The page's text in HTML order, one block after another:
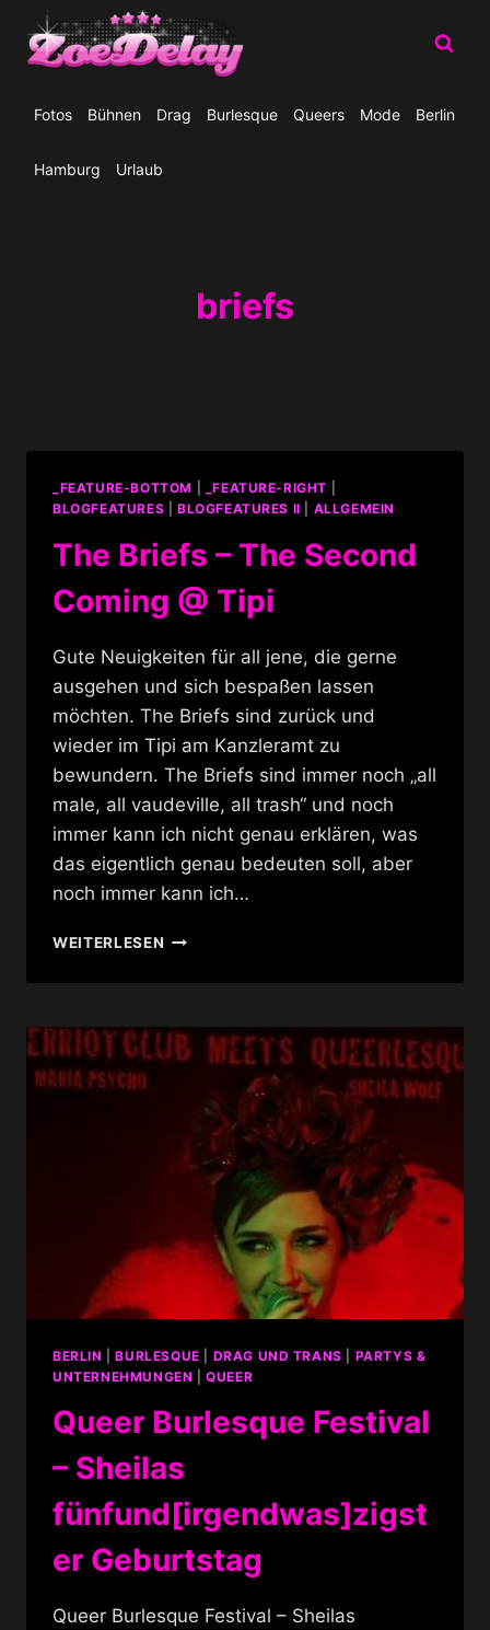
Inhalt
springen
Fotos Bühnen Drag Burlesque Queers Mode Berlin
Hamburg Urlaub
briefs
_FEATURE-BOTTOM _FEATURE-RIGHT
BLOGFEATURES
BLOGFEATURES II ALLGEMEIN
The Briefs – The Second
Coming @ Tipi
Gute Neuigkeiten für all jene, die gerne
ausgehen und sich bespaßen lassen
möchten. The Briefs sind zurück und
wieder im Tipi am Kanzleramt zu
bewundern. The Briefs sind immer noch „all
male, all vaudeville, all trash“ und noch
immer kann ich nicht genau erklären, was
das eigentlich genau bedeuten soll, aber
noch immer kann ich…
WEITERLESENTHE
–
SECOND
COMING
BERLIN |BURLESQUE DRAG UND TRANS
PARTYS &
UNTERNEHMUNGEN |QUEER
Queer Burlesque Festival
– Sheilas
fünfund[irgendwas]zigst
er Geburtstag
Queer Burlesque Festival – Sheilas